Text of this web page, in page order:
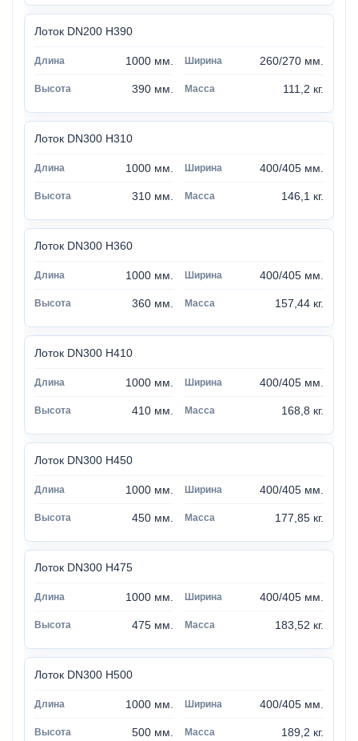
Лоток DN200 H390
1000 мм. 260/270 мм.
390 мм. 111,2 кг.
Лоток DN300 H310
1000 мм. 400/405 мм.
310 мм. 146,1 кг.
Лоток DN300 H360
1000 мм. 400/405 мм.
360 мм. 157,44 кг.
Лоток DN300 H410
1000 мм. 400/405 мм.
410 мм. 168,8 кг.
Лоток DN300 H450
1000 мм. 400/405 мм.
450 мм. 177,85 кг.
Лоток DN300 H475
1000 мм. 400/405 мм.
475 мм. 183,52 кг.
Лоток DN300 H500
1000 мм. 400/405 мм.
500 мм. 189,2 кг.